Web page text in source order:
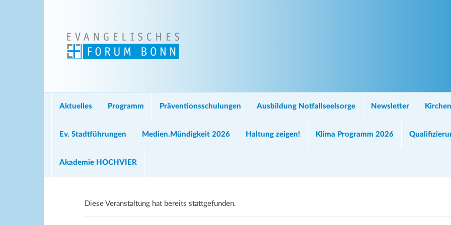
Aktuelles Programm Präventionsschulungen Ausbildung Notfallseelsorge Newsletter
Ev. Stadtführungen Medien.Mündigkeit 2026 Haltung zeigen! Klima Programm 2026
Akademie HOCHVIER
Diese Veranstaltung hat bereits stattgefunden.